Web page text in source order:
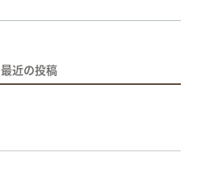
最近の投稿